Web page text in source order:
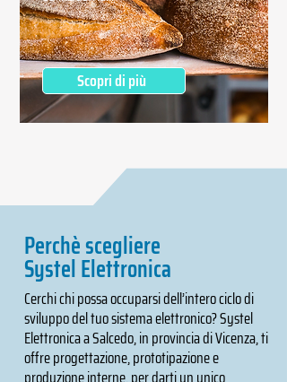
Scopri di più
Perchè scegliere
Systel Elettronica
Cerchi chi possa occuparsi dell’intero ciclo di
sviluppo del tuo sistema elettronico? Systel
Elettronica a Salcedo, in provincia di Vicenza, ti
offre progettazione, prototipazione e